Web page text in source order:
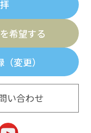
希望する
変更）
い合わせ